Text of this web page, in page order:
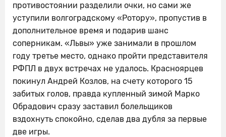
противостоянии разделили очки, но сами же
уступили волгоградскому «Ротору», пропустив в
дополнительное время и подарив шанс
соперникам. «Львы» уже занимали в прошлом
году третье место, однако пройти представителя
РФПЛ в двух встречах не удалось. Красноярцев
покинул Андрей Козлов, на счету которого 15
забитых голов, правда купленный зимой Марко
Обрадович сразу заставил болельщиков
вздохнуть спокойно, сделав два дубля за первые
две игры.